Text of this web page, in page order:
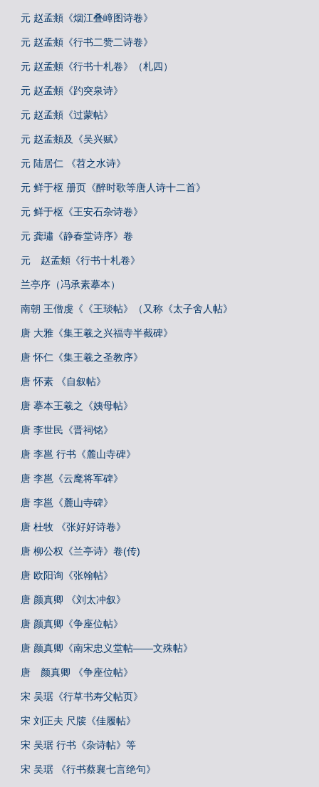
元 赵孟頫《烟江叠嶂图诗卷》
元 赵孟頫《行书二赞二诗卷》
元 赵孟頫《行书十札卷》（札四）
元 赵孟頫《趵突泉诗》
元 赵孟頫《过蒙帖》
元 赵孟頫及《吴兴赋》
元 陆居仁 《苕之水诗》
元 鲜于枢 册页《醉时歌等唐人诗十二首》
元 鲜于枢《王安石杂诗卷》
元 龚璛《静春堂诗序》卷
元 赵孟頫《行书十札卷》
兰亭序（冯承素摹本）
南朝 王僧虔《《王琰帖》（又称《太子舍人帖》
唐 大雅《集王羲之兴福寺半截碑》
唐 怀仁《集王羲之圣教序》
唐 怀素 《自叙帖》
唐 摹本王羲之《姨母帖》
唐 李世民《晋祠铭》
唐 李邕 行书《麓山寺碑》
唐 李邕《云麾将军碑》
唐 李邕《麓山寺碑》
唐 杜牧 《张好好诗卷》
唐 柳公权《兰亭诗》卷(传)
唐 欧阳询《张翰帖》
唐 颜真卿 《刘太冲叙》
唐 颜真卿《争座位帖》
唐 颜真卿《南宋忠义堂帖——文殊帖》
唐 颜真卿 《争座位帖》
宋 吴琚《行草书寿父帖页》
宋 刘正夫 尺牍《佳履帖》
宋 吴琚 行书《杂诗帖》等
宋 吴琚 《行书蔡襄七言绝句》